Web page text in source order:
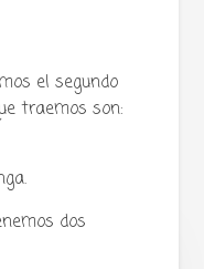
el segundo
traemos son:
dos